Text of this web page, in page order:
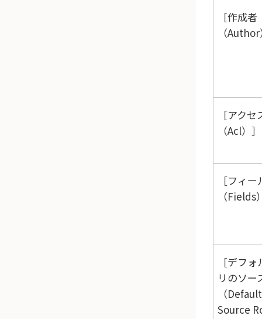
作成者
（
アクセ
（Acl）
フィー
（Fields
デフォ
リのソー
（
Source